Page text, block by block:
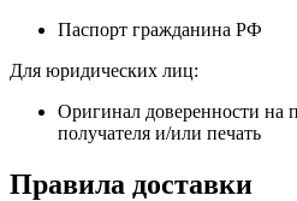
Паспорт гражданина РФ
Для юридических лиц:
Оригинал доверенности на
получателя и/или печать
Правила доставки